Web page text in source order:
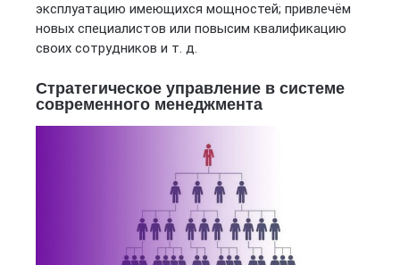
эксплуатацию имеющихся мощностей; привлечём
новых специалистов или повысим квалификацию
своих сотрудников и т. д.
Стратегическое управление в системе
современного менеджмента